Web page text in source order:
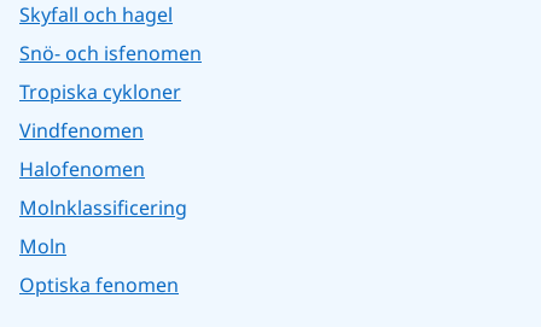
Skyfall och hagel
Snö- och isfenomen
Tropiska cykloner
Vindfenomen
Halofenomen
Molnklassificering
Moln
Optiska fenomen